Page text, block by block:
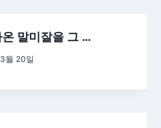
말미잘을 그 …
월 20일